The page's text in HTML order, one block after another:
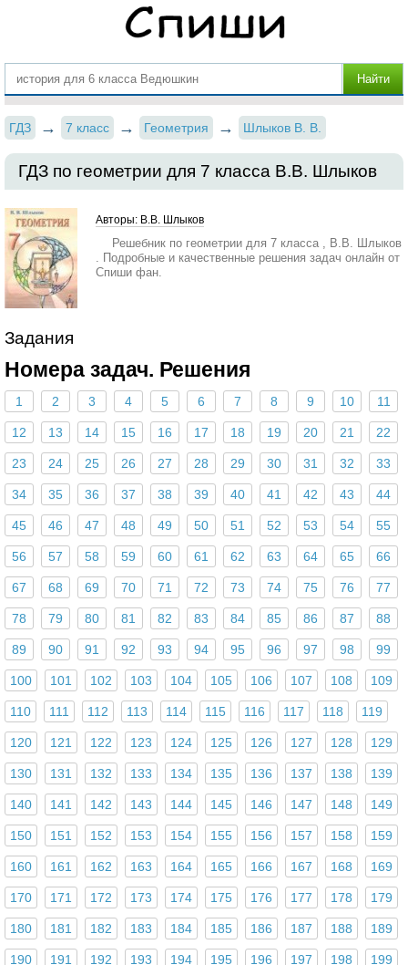
ГДЗ 7 класс Геометрия Шлыков В. В.
ГДЗ по геометрии для 7 класса В.В. Шлыков
Авторы: В.В. Шлыков
Решебник по геометрии для 7 класса , В.В. Шлыков
. Подробные и качественные решения задач онлайн от
Спиши фан.
Задания
Номера задач. Решения
1 2 3 4 5 6 7 8 9 10 11
12 13 14 15 16 17 18 19 20 21 22
23 24 25 26 27 28 29 30 31 32 33
34 35 36 37 38 39 40 41 42 43 44
45 46 47 48 49 50 51 52 53 54 55
56 57 58 59 60 61 62 63 64 65 66
67 68 69 70 71 72 73 74 75 76 77
78 79 80 81 82 83 84 85 86 87 88
89 90 91 92 93 94 95 96 97 98 99
100 101 102 103 104 105 106 107 108 109
110 111 112 113 114 115 116 117 118 119
120 121 122 123 124 125 126 127 128 129
130 131 132 133 134 135 136 137 138 139
140 141 142 143 144 145 146 147 148 149
150 151 152 153 154 155 156 157 158 159
160 161 162 163 164 165 166 167 168 169
170 171 172 173 174 175 176 177 178 179
180 181 182 183 184 185 186 187 188 189
190 191 192 193 194 195 196 197 198 199